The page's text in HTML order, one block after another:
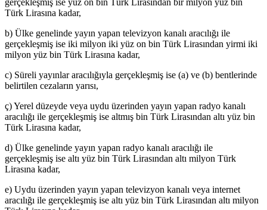
Türk Lirasına kadar,
b) Ülke genelinde yayın yapan televizyon kanalı aracılığı ile
gerçekleşmiş ise iki milyon iki yüz on bin Türk Lirasından yirmi iki
milyon yüz bin Türk Lirasına kadar,
c) Süreli yayınlar aracılığıyla gerçekleşmiş ise (a) ve (b) bentlerinde
belirtilen cezaların yarısı,
ç) Yerel düzeyde veya uydu üzerinden yayın yapan radyo kanalı
aracılığı ile gerçekleşmiş ise altmış bin Türk Lirasından altı yüz bin
Türk Lirasına kadar,
d) Ülke genelinde yayın yapan radyo kanalı aracılığı ile
gerçekleşmiş ise altı yüz bin Türk Lirasından altı milyon Türk
Lirasına kadar,
e) Uydu üzerinden yayın yapan televizyon kanalı veya internet
aracılığı ile gerçekleşmiş ise altı yüz bin Türk Lirasından altı milyon